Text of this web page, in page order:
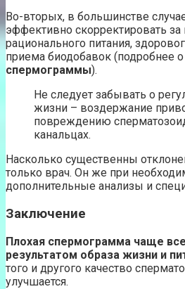
Во-вторых, в большинстве
эффективно скорректировать за
рационального питания,
приема биодобавок (подробнее о
спермограммы).
Не следует забывать о
жизни – воздержание
повреждению
канальцах.
Насколько существенны
только врач. Он же при
дополнительные анализы и
Заключение
Плохая спермограмма чаще
результатом образа жизни и
того и другого качество
улучшается.